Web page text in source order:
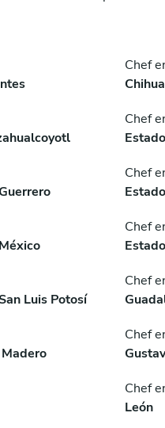
Chef
Chef
Chef
Chef
Luis Potosí
Chef
Chef
Chef
León